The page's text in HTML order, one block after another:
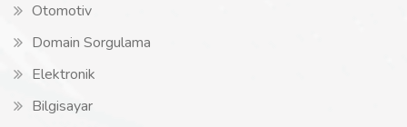
Otomotiv
Domain Sorgulama
Elektronik
Bilgisayar